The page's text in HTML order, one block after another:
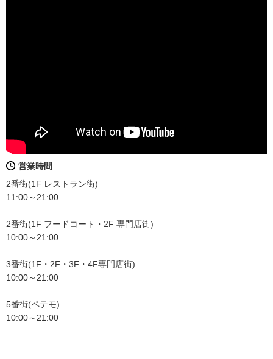
営業時間
2番街(1F レストラン街)
11:00～21:00
2番街(1F フードコート・2F 専門店街)
10:00～21:00
3番街(1F・2F・3F・4F専門店街)
10:00～21:00
5番街(ペテモ)
10:00～21:00